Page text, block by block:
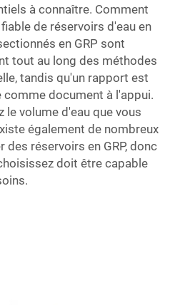
à connaître. Comment
de réservoirs d'eau en
en GRP sont
tout au long des méthodes
tandis qu'un rapport est
comme document à l'appui.
le volume d'eau que vous
également de nombreux
réservoirs en GRP, donc
doit être capable